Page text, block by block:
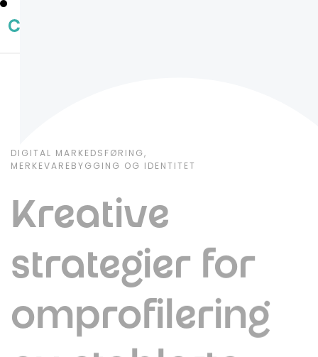
Kreative
strategier for
omprofilering